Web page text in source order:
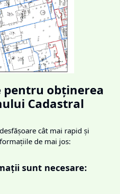
pentru obținerea
Cadastral
cât mai rapid și
de mai jos:
sunt necesare: